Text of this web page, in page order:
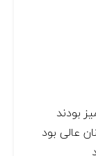
بودند
عالی بود